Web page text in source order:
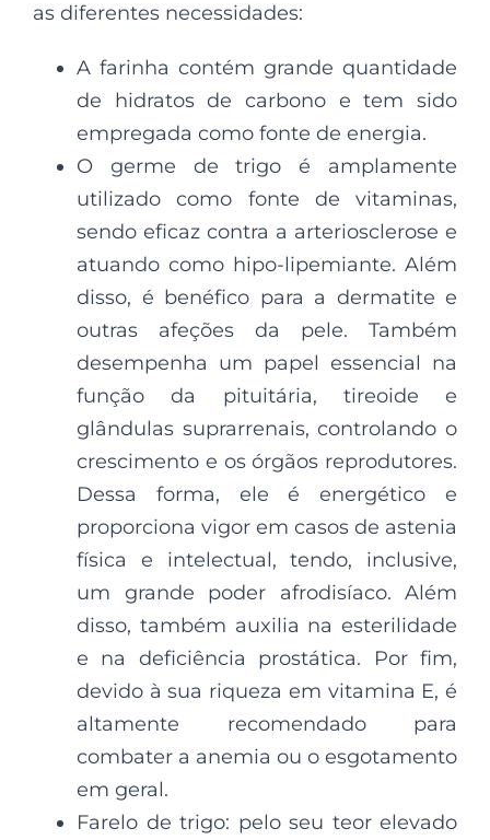
as diferentes necessidades:
A farinha contém grande quantidade
de hidratos de carbono e tem sido
empregada como fonte de energia.
O germe de trigo é amplamente
utilizado como fonte de vitaminas,
sendo eficaz contra a arteriosclerose e
atuando como hipo-lipemiante. Além
disso, é benéfico para a dermatite e
outras afeções da pele. Também
desempenha um papel essencial na
função da pituitária, tireoide e
glândulas suprarrenais, controlando o
crescimento e os órgãos reprodutores.
Dessa forma, ele é energético e
proporciona vigor em casos de astenia
física e intelectual, tendo, inclusive,
um grande poder afrodisíaco. Além
disso, também auxilia na esterilidade
e na deficiência prostática. Por fim,
devido à sua riqueza em vitamina E, é
altamente recomendado para
combater a anemia ou o esgotamento
em geral.
Farelo de trigo: pelo seu teor elevado